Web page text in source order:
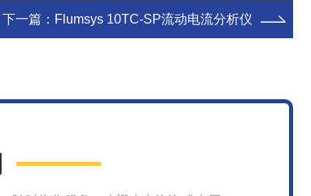
下一篇： Flumsys 10TC-SP流动电流分析仪